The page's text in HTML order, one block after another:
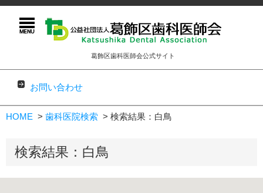
葛飾区歯科医師会公式サイト
お問い合わせ
コンテンツに移動
HOME 歯科医院検索 検索結果：白鳥
検索結果：白鳥